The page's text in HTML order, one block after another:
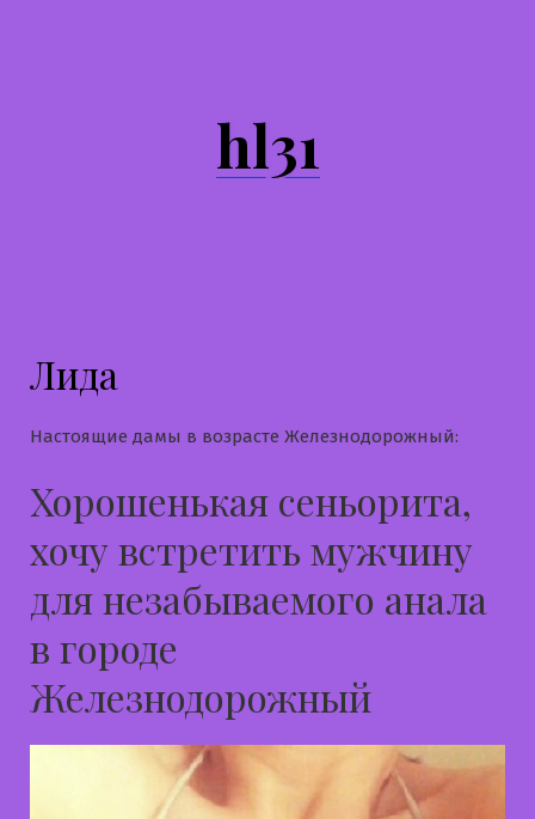
hl31
Лида
Настоящие дамы в возрасте Железнодорожный:
Хорошенькая сеньорита,
хочу встретить мужчину
для незабываемого анала
в городе
Железнодорожный